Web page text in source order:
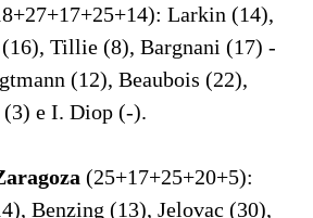
Larkin (14),
Tillie (8), Bargnani (17) -
(12), Beaubois (22),
e I. Diop (-).
(25+17+25+20+5):
Benzing (13), Jelovac (30),